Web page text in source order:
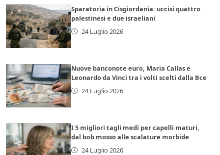
Sparatoria in Cisgiordania: uccisi quattro
palestinesi e due israeliani
24 Luglio 2026
Nuove banconote euro, Maria Callas e
Leonardo da Vinci tra i volti scelti dalla Bce
24 Luglio 2026
I 5 migliori tagli medi per capelli maturi,
dal bob mosso alle scalature morbide
24 Luglio 2026